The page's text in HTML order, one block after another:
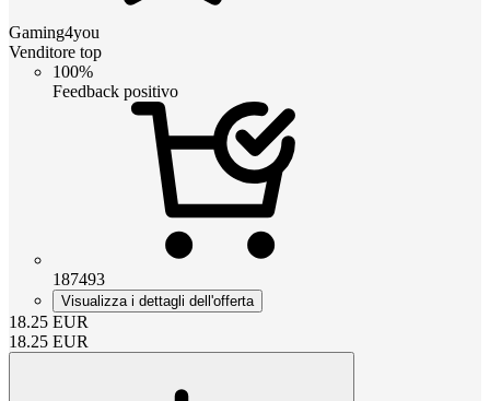
Gaming4you
Venditore top
100%
Feedback positivo
187493
Visualizza i dettagli dell'offerta
18.25 EUR
18.25 EUR